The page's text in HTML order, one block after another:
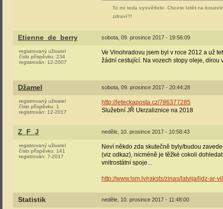
To mi teda vysvětlete. Chcete letět na
zdraví?!
Etienne_de_berry sobota, 09. prosince 2017 - 19:56:09
registrovaný uživatel
číslo příspěvku: 234
registrován: 12-2007
Ve Vinohradovu jsem byl v roce 2012 a už
žádní cestující. Na vozech stopy oleje, dírou
Džamel sobota, 09. prosince 2017 - 20:44:28
registrovaný uživatel
číslo příspěvku: 1
registrován: 12-2017
http://leteckaposta.cz/786377285
Služební JŘ Ukrzaliznice na 2018
Z_F_J neděle, 10. prosince 2017 - 10:58:43
registrovaný uživatel
číslo příspěvku: 141
registrován: 7-2017
Neví někdo zda skutečně byly/budou
(viz odkaz), nicméně je těžké cokoli
vnitrostátní spoje...
http://www.lsm.lv/raksts/zinas/latvija/lidz-
Statistik neděle, 10. prosince 2017 - 11:48:00